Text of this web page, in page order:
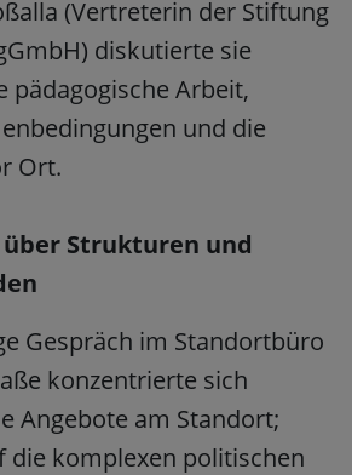
(Vertreterin der Stiftung
diskutierte sie
pädagogische Arbeit,
und die
Ort.
Strukturen und
Gespräch im Standortbüro
konzentrierte sich
Angebote am Standort;
die komplexen politischen